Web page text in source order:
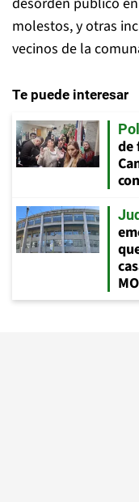
molestos, y otras
vecinos de la
Te puede interesar
de